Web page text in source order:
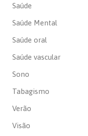
Saúde
Saúde Mental
Saúde oral
Saúde vascular
Sono
Tabagismo
Verão
Visão